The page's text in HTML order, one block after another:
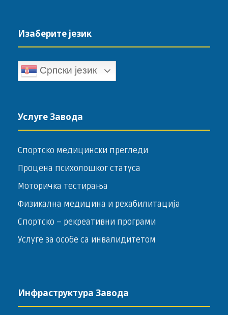
Изаберите језик
Српски језик
Услуге Завода
Спортско медицински прегледи
Процена психолошког статуса
Моторичка тестирања
Физикална медицина и рехабилитација
Спортско – ­рекреативни програми
Услуге за особе са инвалидитетом
Инфраструктура Завода